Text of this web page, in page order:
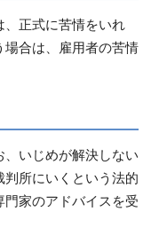
、正式に苦情をいれ
場合は、雇用者の苦情
いじめが解決しない
所にいくという法的
家のアドバイスを受